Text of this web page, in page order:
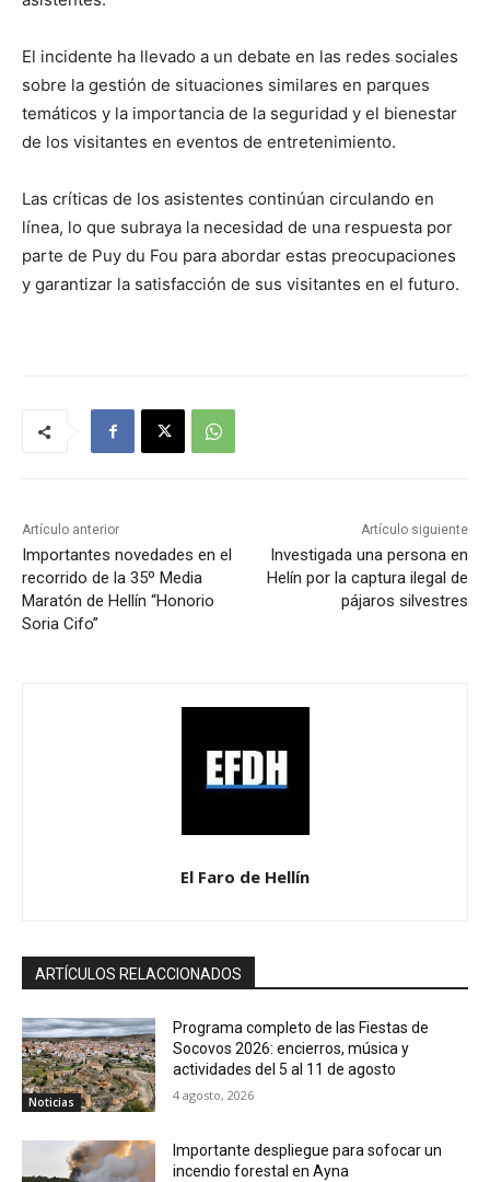
El incidente ha llevado a un debate en las redes sociales
sobre la gestión de situaciones similares en parques
temáticos y la importancia de la seguridad y el bienestar
de los visitantes en eventos de entretenimiento.
Las críticas de los asistentes continúan circulando en
línea, lo que subraya la necesidad de una respuesta por
parte de Puy du Fou para abordar estas preocupaciones
y garantizar la satisfacción de sus visitantes en el futuro.
Artículo anterior
Importantes novedades en el
recorrido de la 35º Media
Maratón de Hellín “Honorio
Soria Cifo”
Artículo siguiente
Investigada una persona en
Helín por la captura ilegal de
pájaros silvestres
El Faro de Hellín
ARTÍCULOS RELACCIONADOS
Noticias
Programa completo de las Fiestas de
Socovos 2026: encierros, música y
actividades del 5 al 11 de agosto
4 agosto, 2026
Importante despliegue para sofocar un
incendio forestal en Ayna